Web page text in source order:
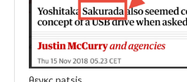
θενκς patsis